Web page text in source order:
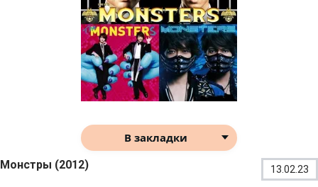
В закладки
Монстры (2012) 13.02.23